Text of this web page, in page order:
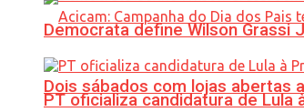
Dois sábados com lojas abertas
Democrata define Wilson Grassi
PT oficializa candidatura de Lula